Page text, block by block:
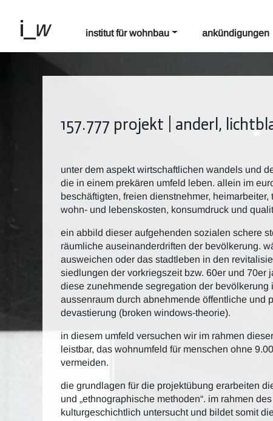
institut für wohnbau ankündigungen
157.777 projekt | anderl,
unter dem aspekt wirtschaftlichen wandels und
die in einem prekären umfeld leben. allein im
beschäftigten, freien dienstnehmer,
wohn- und lebenskosten, konsumdruck und
ein abbild dieser aufgehenden sozialen schere
räumliche auseinanderdriften der bevölkerung.
ausweichen oder das stadtleben in den
siedlungen der vorkriegszeit bzw. 60er und 70er
diese zunehmende segregation der
aussenraum durch abnehmende öffentliche und
devastierung (broken windows-theorie).
in diesem umfeld versuchen wir im rahmen
leistbar, das wohnumfeld für menschen ohne
vermeiden.
die grundlagen für die projektübung erarbeiten
und „ethnographische methoden“. im rahmen
kulturgeschichtlich untersucht und bildet somit